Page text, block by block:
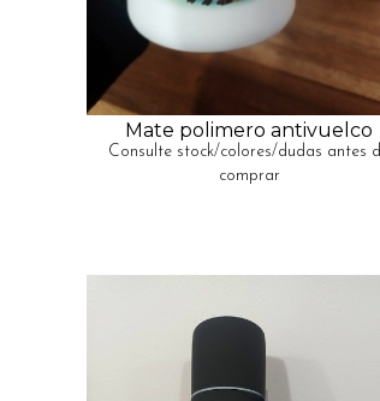
Mate polimero antivuelco
Consulte stock/colores/dudas antes
comprar